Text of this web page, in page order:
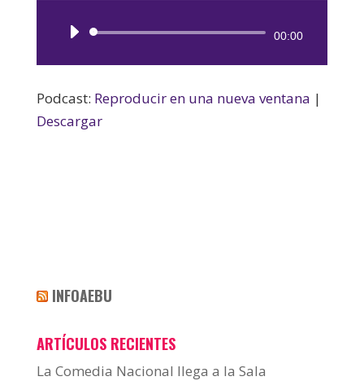
Reproductor
00:00
Podcast: Reproducir en una nueva ventana |
Descargar
INFOAEBU
ARTÍCULOS RECIENTES
La Comedia Nacional llega a la Sala